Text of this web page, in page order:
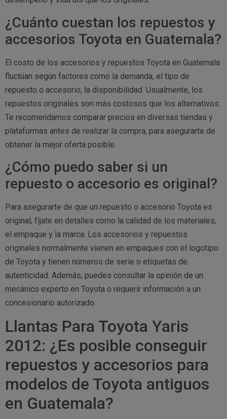
¿Cuánto cuestan los repuestos y
accesorios Toyota en Guatemala?
El costo de los accesorios y repuestos Toyota en Guatemala
fluctúan según factores como la demanda, el tipo de
repuesto o accesorio, la disponibilidad. Usualmente, los
repuestos originales son más costosos que los alternativos.
Te recomendamos comparar precios en diversas tiendas y
plataformas antes de realizar la compra, para asegurarte de
obtener la mejor oferta posible.
¿Cómo puedo saber si un
repuesto o accesorio es original?
Para asegurarte de que un repuesto o accesorio Toyota es
original, fíjate en detalles como la calidad de los materiales,
el empaque y la marca. Los accesorios y repuestos
originales normalmente vienen en empaques con el logotipo
de Toyota y tienen números de serie o etiquetas de
autenticidad. Además, puedes consultar la opinión de un
mecánico experto en Toyota o requerir información a un
concesionario autorizado.
Llantas Para Toyota Yaris
2012: ¿Es posible conseguir
repuestos y accesorios para
modelos de Toyota antiguos
en Guatemala?